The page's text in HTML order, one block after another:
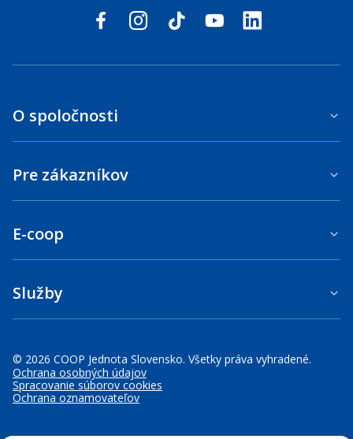
Sledujte nás na sociálnych sieťach
facebookinstagram
tiktok youtubelinkedin
© 2026 COOP Jednota Slovensko. Všetky práva vyhradené.
Ochrana osobných údajov
Spracovanie súborov cookies
Ochrana oznamovateľov
O spoločnosti
Pre zákazníkov
E-coop
Služby